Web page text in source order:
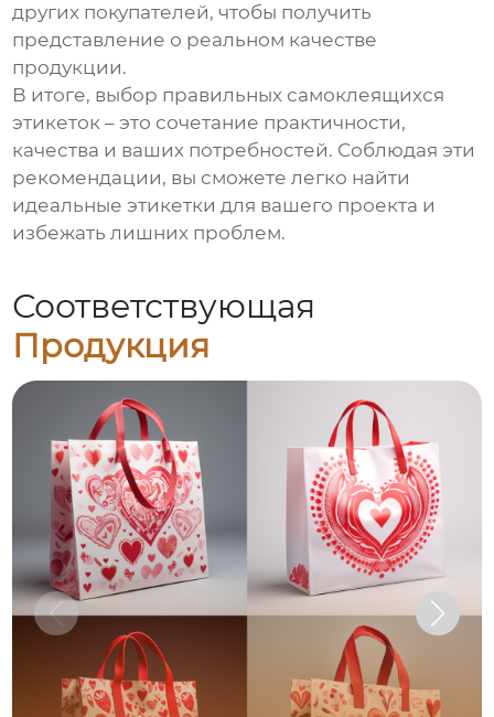
других покупателей, чтобы получить
представление о реальном качестве
продукции.
В итоге, выбор правильных самоклеящихся
этикеток – это сочетание практичности,
качества и ваших потребностей. Соблюдая эти
рекомендации, вы сможете легко найти
идеальные этикетки для вашего проекта и
избежать лишних проблем.
Соответствующая
Продукция